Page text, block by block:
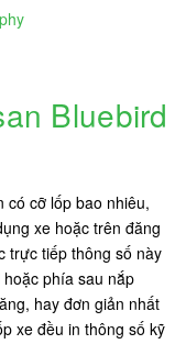
Bluebird
có cỡ lốp bao nhiêu,
xe hoặc trên đăng
trực tiếp thông số này
phía sau nắp
hay đơn giản nhất
xe đều in thông số kỹ